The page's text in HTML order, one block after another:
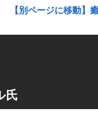
【別ページに移動】
氏